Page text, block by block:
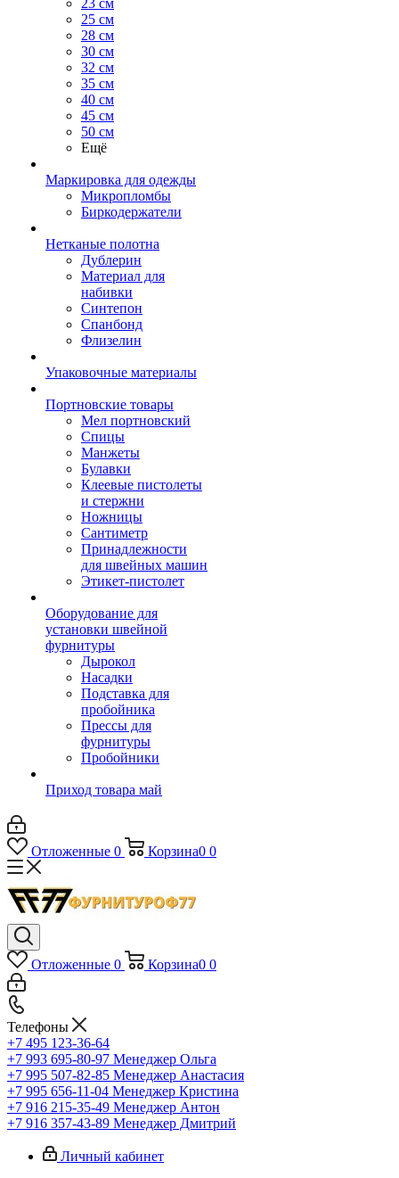
23 см
25 см
28 см
30 см
32 см
35 см
40 см
45 см
50 см
Ещё
Маркировка для одежды
Микропломбы
Биркодержатели
Нетканые полотна
Дублерин
Материал для
набивки
Синтепон
Спанбонд
Флизелин
Упаковочные материалы
Портновские товары
Мел портновский
Спицы
Манжеты
Булавки
Клеевые пистолеты
и стержни
Ножницы
Сантиметр
Принадлежности
для швейных машин
Этикет-пистолет
Оборудование для
установки швейной
фурнитуры
Дырокол
Насадки
Подставка для
пробойника
Прессы для
фурнитуры
Пробойники
Приход товара май
Отложенные 0 Корзина0 0
Отложенные 0 Корзина0 0
Телефоны
+7 495 123-36-64
+7 993 695-80-97 Менеджер Ольга
+7 995 507-82-85 Менеджер Анастасия
+7 995 656-11-04 Менеджер Кристина
+7 916 215-35-49 Менеджер Антон
+7 916 357-43-89 Менеджер Дмитрий
Личный кабинет